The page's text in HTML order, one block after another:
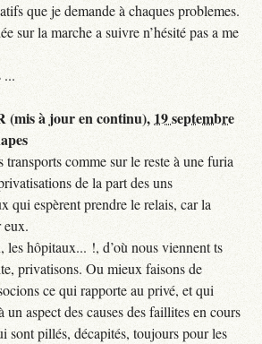
que je demande à chaques problemes.
sur la marche a suivre n’hésité pas a me
...
(mis à jour en continu), 19 septembre
transports comme sur le reste à une furia
de la part des uns
qui espèrent prendre le relais, car la
eux.
hôpitaux... !, d’où nous viennent ts
privatisons. Ou mieux faisons de
ce qui rapporte au privé, et qui
aspect des causes des faillites en cours
sont pillés, décapités, toujours pour les